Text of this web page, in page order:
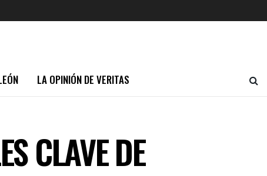
LA OPINIÓN DE VERITAS
CLAVE DE